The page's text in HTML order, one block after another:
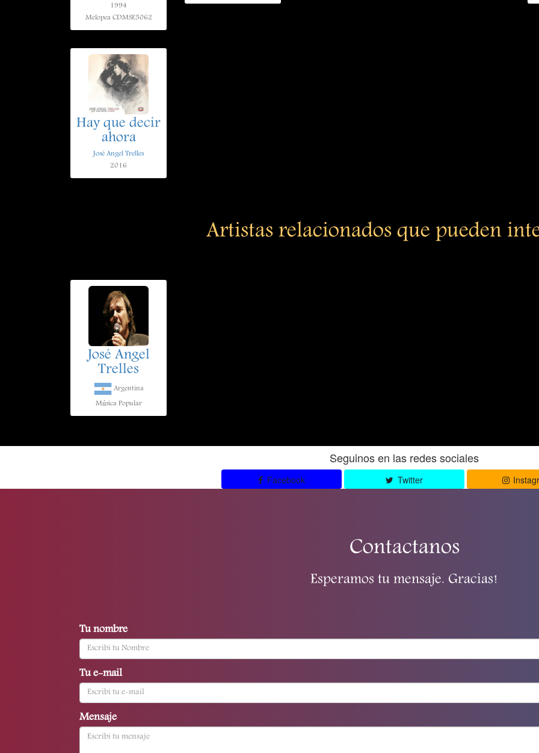
1994
Melopea CDMSE5062
Hay que decir
ahora
José Angel Trelles
2016
Artistas relacionados que pueden
José Angel
Trelles
Argentina
Música Popular
Seguinos en las redes sociales
Facebook Twitter
Contactanos
Esperamos tu mensaje. Gracias!
Tu nombre
Tu e-mail
Mensaje